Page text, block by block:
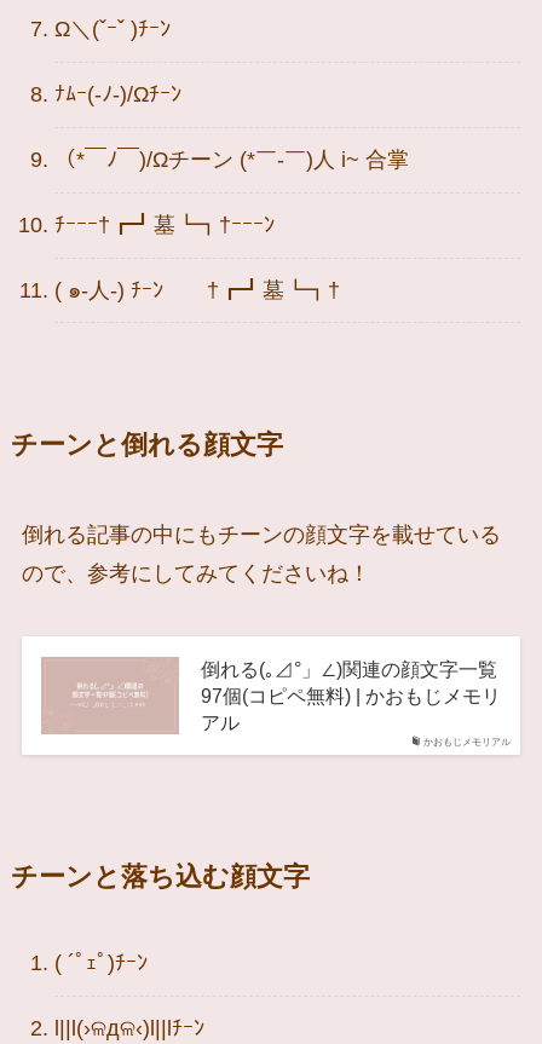
Ω＼(ˇｰˇ )ﾁｰﾝ
ﾅﾑｰ(-ﾉ-)/Ωﾁｰﾝ
（*￣ﾉ￣)/Ωチーン (*￣-￣)人 i~ 合掌
ﾁｰｰｰ†┏┛墓┗┓†ｰｰｰﾝ
( ๑-人-) ﾁｰﾝ †┏┛墓┗┓†
チーンと倒れる顔文字
倒れる記事の中にもチーンの顔文字を載せている
ので、参考にしてみてくださいね！
かおもじメモリアル
倒れる(｡⊿°」∠)関連の顔文字一覧
97個(コピペ無料) | かおもじメモリ
アル
チーンと落ち込む顔文字
( ´ﾟｪﾟ)ﾁｰﾝ
l||l(›ଳдଳ‹)l||lﾁｰﾝ